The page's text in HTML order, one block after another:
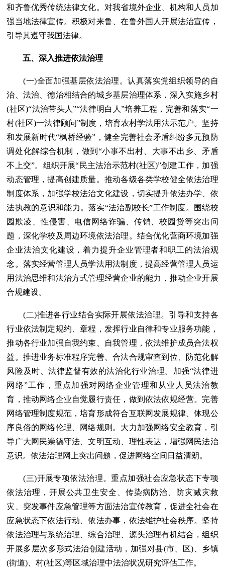
和齐鲁优秀传统法律文化。对我省境外企业、机构和人员加
强当地法律宣传。积极对来鲁、在鲁外国人开展法治宣传，
引导其遵守我国法律。
五、深入推进依法治理
(一)全面加强基层依法治理。认真落实党组织领导的自
治、法治、德治相结合的城乡基层治理体系，深入实施乡村
(社区)“法治带头人”“法律明白人”培养工程，完善和落实“一
村(社区)一法律顾问”制度，培育农村学法用法示范户。坚持
和发展新时代“枫桥经验”，健全完善社会矛盾纠纷多元预防
调处化解综合机制，做到“小事不出村、大事不出乡、矛盾
不上交”。组织开展“民主法治示范村(社区)”创建工作，加强
动态管理，提高创建质量。推动各级各类学校健全依法治理
制度体系，加强学校法治文化建设，切实提升依法办学、依
法执教的意识和能力。落实“法治副校长”工作制度。围绕校
园欺凌、性侵害、电信网络诈骗、传销、校园贷等突出问
题，深化学校及周边环境依法治理。结合优化营商环境加强
企业法治文化建设，着力提升企业管理者和职工的法治观
念。落实经营管理人员学法用法制度，提高经营管理人员运
用法治思维和法治方式管理经营企业的能力，推动企业开展
合规建设。
(二)推进各行业结合实际开展依法治理。引导和支持各
行业依法制定规约、章程，发挥行业自律和专业服务功能，
推动各行业加强自我约束、自我管理，依法维护成员合法权
益。推进业务标准程序完善、合法合规审查到位、防范化解
风险及时、法律监督有效的法治化行业治理。加强“法律进
网络”工作，重点加强对网络企业管理和从业人员法治教
育，推动网络企业自觉履行责任，做到依法依规经营。完善
网络管理制度规范，培育形成符合互联网发展规律、体现公
序良俗的网络伦理、网络规则。大力加强网络安全教育，引
导广大网民崇德守法、文明互动、理性表达，增强网民法治
意识。依法治理网上突出问题，促进网络空间日益清朗。
(三)开展专项依法治理。重点加强社会应急状态下专项
依法治理，开展公共卫生安全、传染病防治、防灾减灾救
灾、突发事件应急管理等方面法治宣传教育，促进全社会在
应急状态下依法行动、依法办事，依法维护社会秩序。坚持
依法治理与系统治理、综合治理、源头治理有机结合，组织
开展多层次多形式法治创建活动，加强对县(市、区)、乡镇
(街道)、村(社区)等区域治理中法治状况研究评估工作。